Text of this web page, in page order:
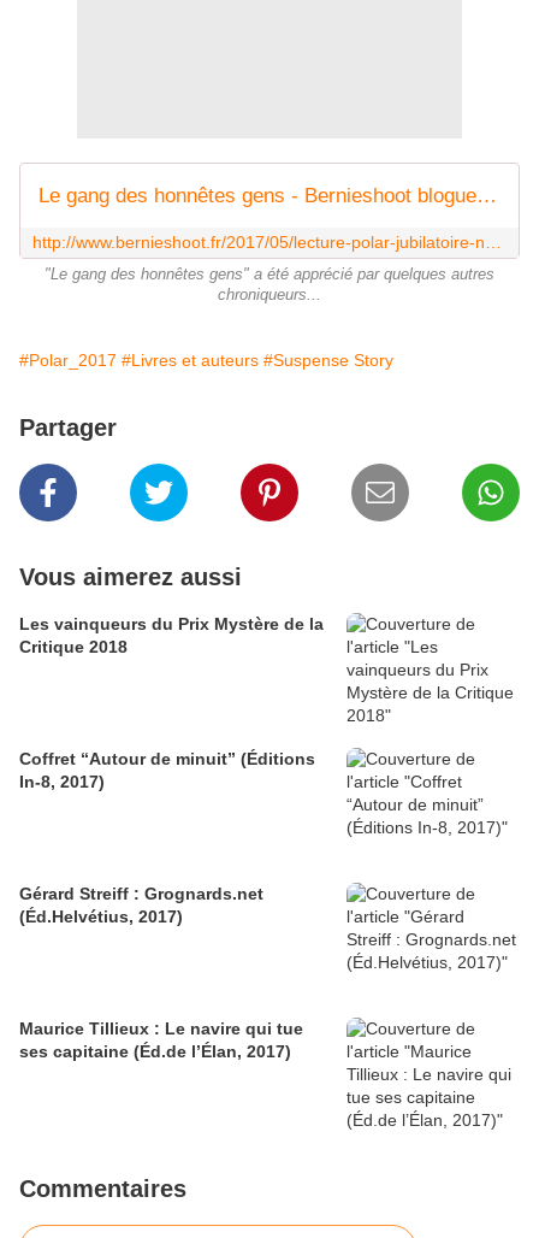
Le gang des honnêtes gens - Bernieshoot blogueur toulousain photographe chroniqueur
"Le gang des honnêtes gens" a été apprécié par quelques autres
chroniqueurs...
#Polar_2017 #Livres et auteurs #Suspense Story
Partager
Vous aimerez aussi
Les vainqueurs du Prix Mystère de la
Critique 2018
Coffret “Autour de minuit” (Éditions
In-8, 2017)
Gérard Streiff : Grognards.net
(Éd.Helvétius, 2017)
Maurice Tillieux : Le navire qui tue
ses capitaine (Éd.de l’Élan, 2017)
Commentaires